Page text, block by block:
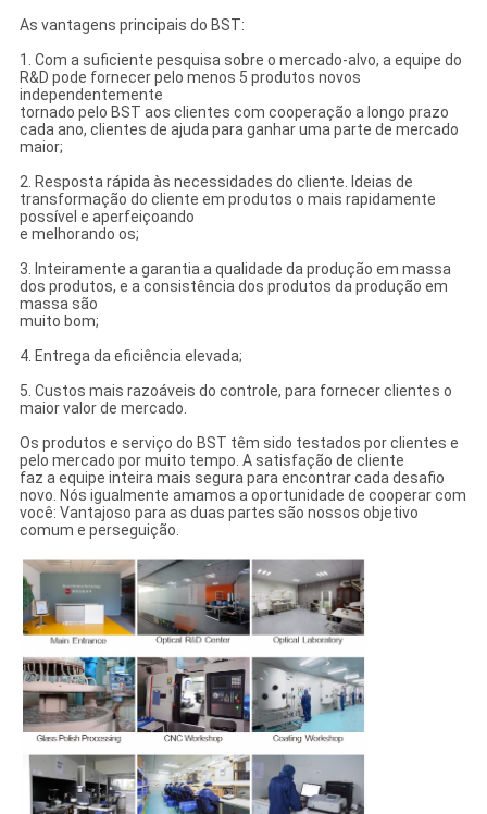
As vantagens principais do BST:
1. Com a suficiente pesquisa sobre o mercado-alvo, a equipe do
R&D pode fornecer pelo menos 5 produtos novos
independentemente
tornado pelo BST aos clientes com cooperação a longo prazo
cada ano, clientes de ajuda para ganhar uma parte de mercado
maior;
2. Resposta rápida às necessidades do cliente. Ideias de
transformação do cliente em produtos o mais rapidamente
possível e aperfeiçoando
e melhorando os;
3. Inteiramente a garantia a qualidade da produção em massa
dos produtos, e a consistência dos produtos da produção em
massa são
muito bom;
4. Entrega da eficiência elevada;
5. Custos mais razoáveis do controle, para fornecer clientes o
maior valor de mercado.
Os produtos e serviço do BST têm sido testados por clientes e
pelo mercado por muito tempo. A satisfação de cliente
faz a equipe inteira mais segura para encontrar cada desafio
novo. Nós igualmente amamos a oportunidade de cooperar com
você: Vantajoso para as duas partes são nossos objetivo
comum e perseguição.